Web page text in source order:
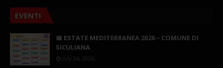
EVENTI
📅 ESTATE MEDITERRANEA 2026 – COMUNE DI
SICULIANA
July 24, 2026